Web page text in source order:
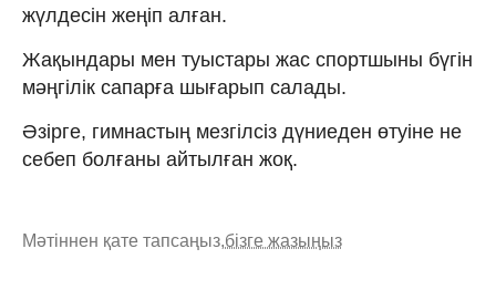
жүлдесін жеңіп алған.
Жақындары мен туыстары жас спортшыны бүгін
мәңгілік сапарға шығарып салады.
Әзірге, гимнастың мезгілсіз дүниеден өтуіне не
себеп болғаны айтылған жоқ.
Мәтіннен қате тапсаңыз,бізге жазыңыз